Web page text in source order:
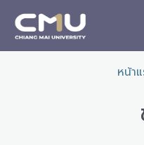
หน้า